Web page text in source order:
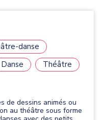
danse
Danse
Théâtre
de dessins animés ou
au théâtre sous forme